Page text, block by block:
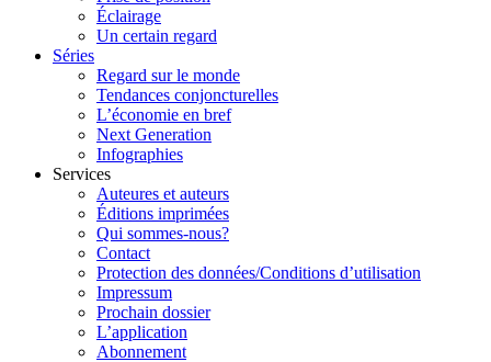
Éclairage
Un certain regard
Séries
Regard sur le monde
Tendances conjoncturelles
L’économie en bref
Next Generation
Infographies
Services
Auteures et auteurs
Éditions imprimées
Qui sommes-nous?
Contact
Protection des données/Conditions d’utilisation
Impressum
Prochain dossier
L’application
Abonnement